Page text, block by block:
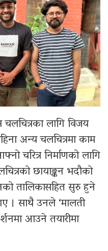
लागि विजय
अन्य चलचित्रमा काम
चरित्र निर्माणको लागि
छायाङ्कन भदौको
तालिकासहित सुरु हुने
। साथै उनले ‘मालती
आउने तयारीमा